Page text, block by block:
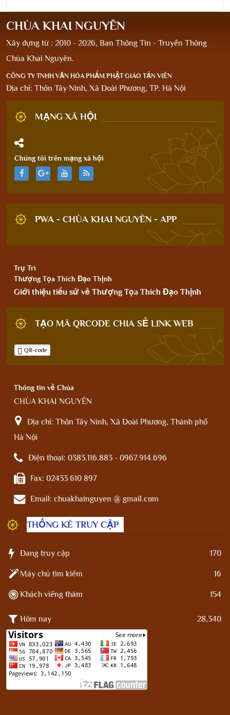
CHÙA KHAI NGUYÊN
Xây dựng từ : 2010 - 2026, Ban Thông Tin - Truyền Thông
Chùa Khai Nguyên.
CÔNG TY TNHH VĂN HÓA PHẨM PHẬT GIÁO TẢN VIÊN
Địa chỉ: Thôn Tây Ninh, Xã Đoài Phương, TP. Hà Nội
MẠNG XÃ HỘI
Chúng tôi trên mạng xã hội
PWA - CHÙA KHAI NGUYÊN - APP
Trụ Trì
Thượng Tọa Thích Đạo Thịnh
Giới thiệu tiểu sử về Thượng Tọa Thích Đạo Thịnh
TẠO MÃ QRCODE CHIA SẺ LINK WEB
QR-code
Thông tin về Chùa
CHÙA KHAI NGUYÊN
Địa chỉ: Thôn Tây Ninh, Xã Đoài Phương, Thành phố
Hà Nội
Điện thoại: 0383.116.883 - 0967.914.696
Fax: 02433 610 897
Email: chuakhainguyen @ gmail.com
THỐNG KÊ TRUY CẬP
Đang truy cập 170
Máy chủ tìm kiếm 16
Khách viếng thăm 154
Hôm nay 28,340